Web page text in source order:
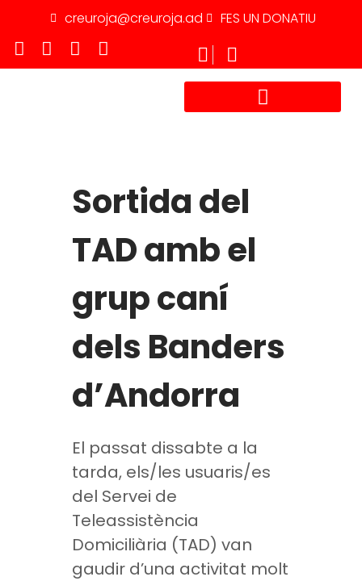
creuroja@creuroja.ad FES UN DONATIU
Sortida del
TAD amb el
grup caní
dels Banders
d’Andorra
El passat dissabte a la
tarda, els/les usuaris/es
del Servei de
Teleassistència
Domiciliària (TAD) van
gaudir d’una activitat molt